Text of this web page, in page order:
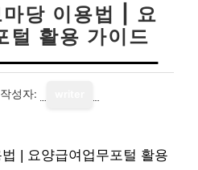
당 이용법 | 요
털 활용 가이드
작성자:
| 요양급여업무포털 활용